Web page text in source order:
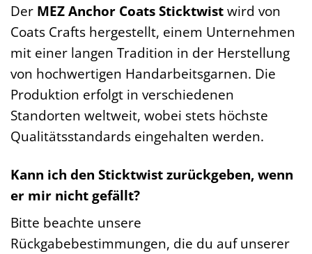
Der MEZ Anchor Coats Sticktwistwird von
Coats Crafts hergestellt, einem Unternehmen
mit einer langen Tradition in der Herstellung
von hochwertigen Handarbeitsgarnen. Die
Produktion erfolgt in verschiedenen
Standorten weltweit, wobei stets höchste
Qualitätsstandards eingehalten werden.
Kann ich den Sticktwist zurückgeben, wenn
er mir nicht gefällt?
Bitte beachte unsere
Rückgabebestimmungen, die du auf unserer